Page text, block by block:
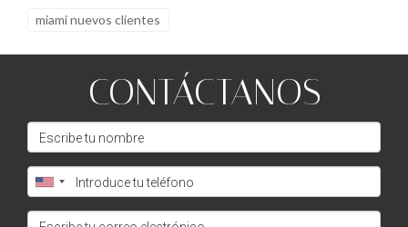
miami nuevos clientes
CONTÁCTANOS